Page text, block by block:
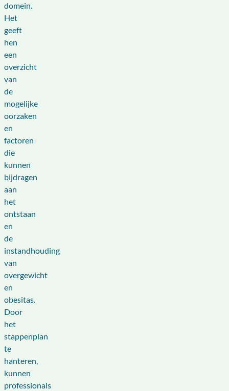
domein.
Het
geeft
hen
een
overzicht
van
de
mogelijke
oorzaken
en
factoren
die
kunnen
bijdragen
aan
het
ontstaan
en
de
instandhouding
van
overgewicht
en
obesitas.
Door
het
stappenplan
te
hanteren,
kunnen
professionals